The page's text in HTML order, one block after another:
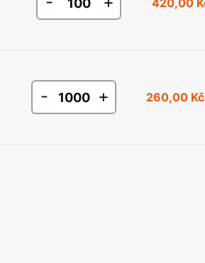
420,00
- + 260,00 Kč